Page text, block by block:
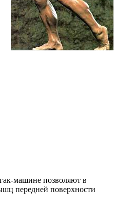
машине позволяют в
передней поверхности